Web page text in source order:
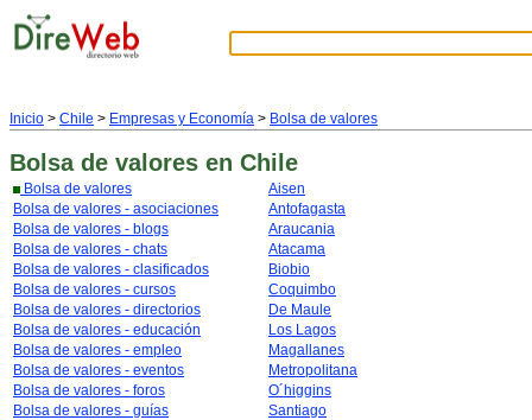
Inicio > Chile > Empresas y Economía > Bolsa de valores
Bolsa de valores en Chile
Bolsa de valores
Bolsa de valores - asociaciones
Bolsa de valores - blogs
Bolsa de valores - chats
Bolsa de valores - clasificados
Bolsa de valores - cursos
Bolsa de valores - directorios
Bolsa de valores - educación
Bolsa de valores - empleo
Bolsa de valores - eventos
Bolsa de valores - foros
Bolsa de valores - guías
Aisen
Antofagasta
Araucania
Atacama
Biobio
Coquimbo
De Maule
Los Lagos
Magallanes
Metropolitana
O´higgins
Santiago